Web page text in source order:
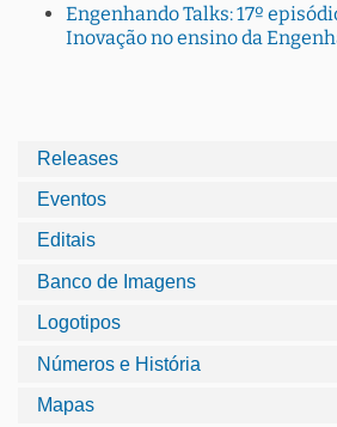
Engenhando Talks: 17º
Inovação no ensino da
Releases
Eventos
Editais
Banco de Imagens
Logotipos
Números e História
Mapas